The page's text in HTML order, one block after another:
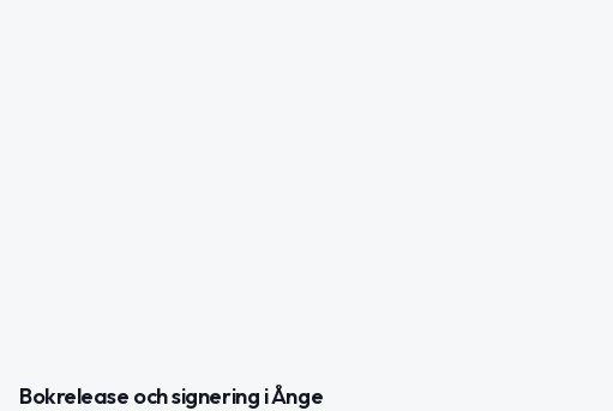
Bokrelease och signering i Ånge